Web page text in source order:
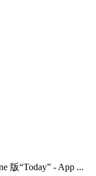
版“Today” - App ...